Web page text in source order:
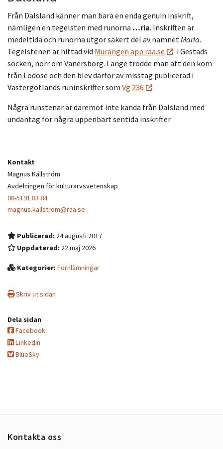
Från Dalsland känner man bara en enda genuin inskrift,
nämligen en tegelsten med runorna …ria. Inskriften är
medeltida och runorna utgör säkert del av namnetMaria.
Tegelstenen är hittad vid Murängen app.raa.se
i Gestads
socken, norr om Vänersborg. Länge trodde man att den kom
från Lödöse och den blev därför av misstag publicerad i
Västergötlands runinskrifter som Vg 236
.
Några runstenar är däremot inte kända från Dalsland med
undantag för några uppenbart sentida inskrifter.
Kontakt
Magnus Källström
Avdelningen för kulturarvsvetenskap
08-5191 83 84
magnus.kallstrom@raa.se
Publicerad: 24 augusti 2017
Uppdaterad: 22 maj 2026
Kategorier:Fornlämningar
Skriv ut sidan
Dela sidan
Facebook
LinkedIn
BlueSky
Kontakta oss